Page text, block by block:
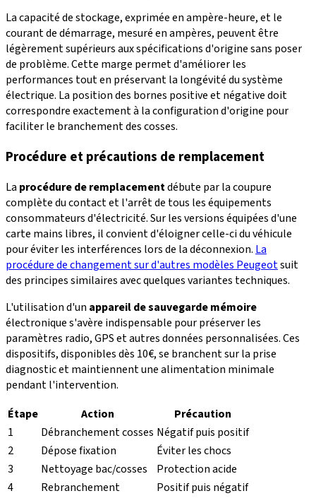
La capacité de stockage, exprimée en ampère-heure, et le
courant de démarrage, mesuré en ampères, peuvent être
légèrement supérieurs aux spécifications d'origine sans poser
de problème. Cette marge permet d'améliorer les
performances tout en préservant la longévité du système
électrique. La position des bornes positive et négative doit
correspondre exactement à la configuration d'origine pour
faciliter le branchement des cosses.
Procédure et précautions de remplacement
La procédure de remplacementdébute par la coupure
complète du contact et l'arrêt de tous les équipements
consommateurs d'électricité. Sur les versions équipées d'une
carte mains libres, il convient d'éloigner celle-ci du véhicule
pour éviter les interférences lors de la déconnexion. La
procédure de changement sur d'autres modèles Peugeotsuit
des principes similaires avec quelques variantes techniques.
L'utilisation d'un appareil de sauvegarde mémoire
électronique s'avère indispensable pour préserver les
paramètres radio, GPS et autres données personnalisées. Ces
dispositifs, disponibles dès 10€, se branchent sur la prise
diagnostic et maintiennent une alimentation minimale
pendant l'intervention.
Étape
Action
Précaution
1
Débranchement cosses Négatif puis positif
2
Dépose fixation
Éviter les chocs
3
Nettoyage bac/cosses
Protection acide
4
Rebranchement
Positif puis négatif